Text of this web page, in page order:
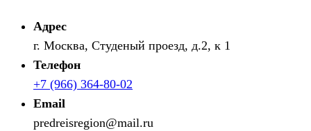
Адрес
г. Москва, Студеный проезд, д.2, к 1
Телефон
+7 (966) 364-80-02
Email
predreisregion@mail.ru